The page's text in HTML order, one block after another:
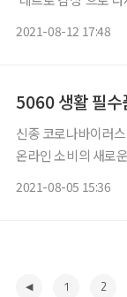
2021-08-12 17:48
5060 생활 필수
신종 코로나바이러
온라인 소비의 새로
2021-08-05 15:36
1 2